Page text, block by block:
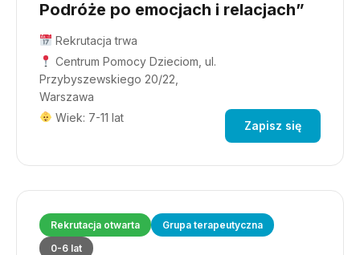
Podróże po emocjach i relacjach”
Rekrutacja trwa
Centrum Pomocy Dzieciom, ul.
Przybyszewskiego 20/22,
Warszawa
Wiek: 7-11 lat
Zapisz się
Rekrutacja otwarta
Grupa terapeutyczna
0-6 lat